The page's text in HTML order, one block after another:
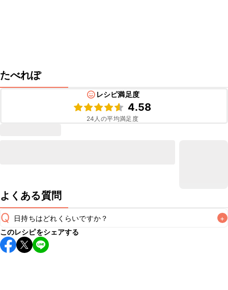
たべれぽ
レシピ満足度
4.58
24 人の平均満足度
よくある質問
Q 日持ちはどれくらいですか？ +
保存期間は冷蔵で翌日中が目安です。なるべくお早めにお召
し上がりください。
このレシピをシェアする